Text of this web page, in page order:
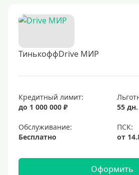
ТинькоффDrive МИР
Кредитный лимит:
до 1 000 000 ₽
55 дн.
Обслуживание:
Бесплатно
Оформить